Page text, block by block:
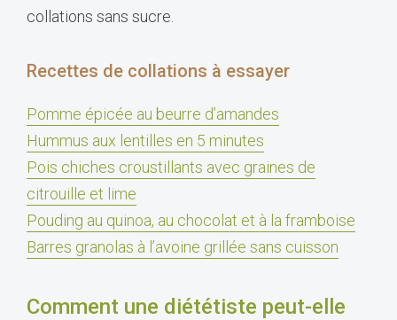
collations sans sucre.
Recettes de collations à essayer
Pomme épicée au beurre d’amandes
Hummus aux lentilles en 5 minutes
Pois chiches croustillants avec graines de
citrouille et lime
Pouding au quinoa, au chocolat et à la framboise
Barres granolas à l’avoine grillée sans cuisson
Comment une diététiste peut-elle